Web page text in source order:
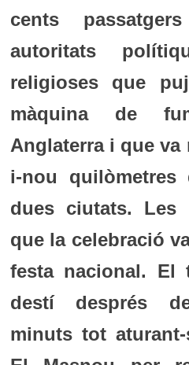
cents
autoritats
religioses que
màquina de
Anglaterra i que
i-nou quilòmetres
dues ciutats. Les
que la celebració
festa nacional. El
destí després
minuts tot